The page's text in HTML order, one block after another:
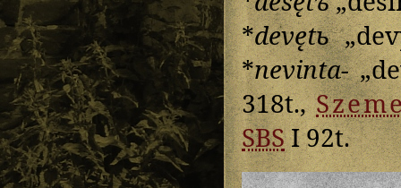
*devętь
*nevinta-
318t.,
SBSI 92t.